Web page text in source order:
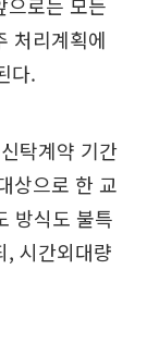
처리계획에
다.
탁계약 기간
상으로 한 교
방식도 불특
, 시간외대량